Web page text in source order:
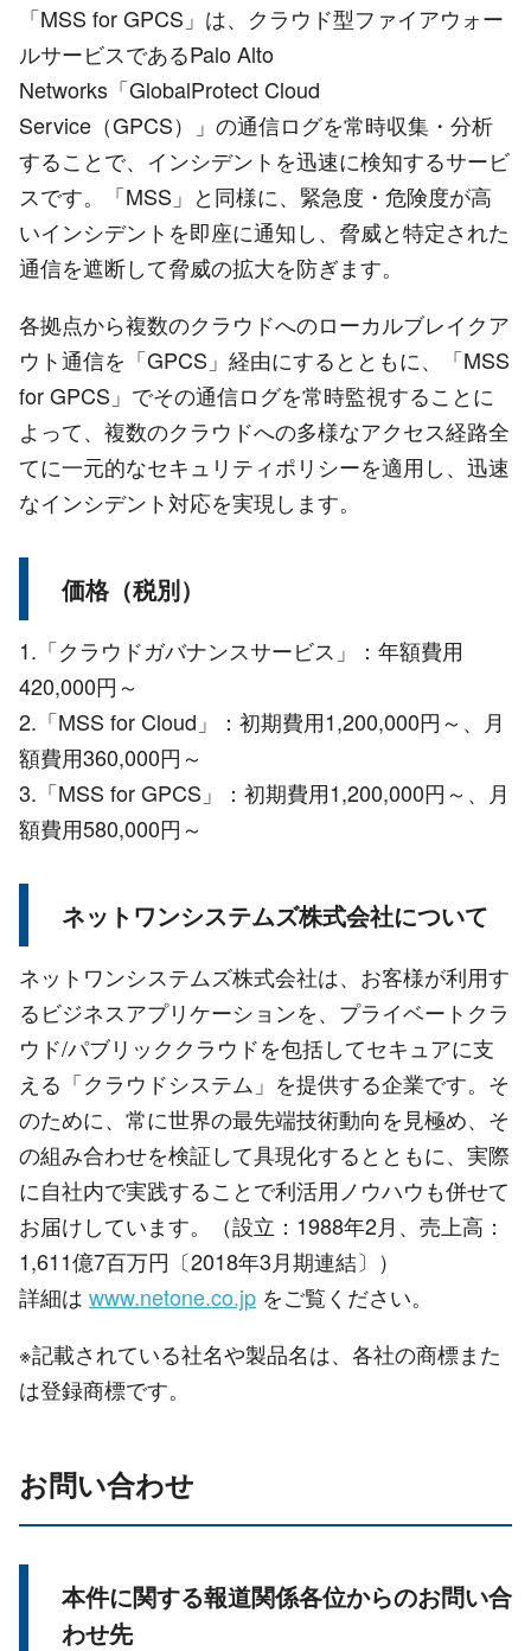
「MSS for GPCS」は、クラウド型ファイアウォー
ルサービスであるPalo Alto
Networks「GlobalProtect Cloud
Service（GPCS）」の通信ログを常時収集・分析
することで、インシデントを迅速に検知するサービ
スです。「MSS」と同様に、緊急度・危険度が高
いインシデントを即座に通知し、脅威と特定された
通信を遮断して脅威の拡大を防ぎます。
各拠点から複数のクラウドへのローカルブレイクア
ウト通信を「GPCS」経由にするとともに、「MSS
for GPCS」でその通信ログを常時監視することに
よって、複数のクラウドへの多様なアクセス経路全
てに一元的なセキュリティポリシーを適用し、迅速
なインシデント対応を実現します。
価格（税別）
1.「クラウドガバナンスサービス」：年額費用
420,000円～
2.「MSS for Cloud」：初期費用1,200,000円～、月
額費用360,000円～
3.「MSS for GPCS」：初期費用1,200,000円～、月
額費用580,000円～
ネットワンシステムズ株式会社について
ネットワンシステムズ株式会社は、お客様が利用す
るビジネスアプリケーションを、プライベートクラ
ウド/パブリッククラウドを包括してセキュアに支
える「クラウドシステム」を提供する企業です。そ
のために、常に世界の最先端技術動向を見極め、そ
の組み合わせを検証して具現化するとともに、実際
に自社内で実践することで利活用ノウハウも併せて
お届けしています。（設立：1988年2月、売上高：
1,611億7百万円〔2018年3月期連結〕）
詳細は www.netone.co.jp をご覧ください。
※記載されている社名や製品名は、各社の商標また
は登録商標です。
お問い合わせ
本件に関する報道関係各位からのお問い合
わせ先